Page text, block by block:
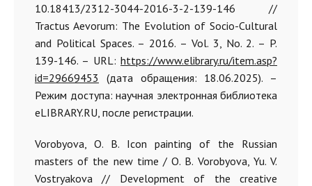
10.18413/2312-3044-2016-3-2-139-146 //
Tractus Aevorum: The Evolution of Socio-Cultural
and Political Spaces. – 2016. – Vol. 3, No. 2. – P.
139-146. – URL: https://www.elibrary.ru/item.asp?
id=29669453 (дата обращения: 18.06.2025). –
Режим доступа: научная электронная библиотека
eLIBRARY.RU, после регистрации.
Vorobyova, O. B. Icon painting of the Russian
masters of the new time / O. B. Vorobyova, Yu. V.
Vostryakova // Development of the creative